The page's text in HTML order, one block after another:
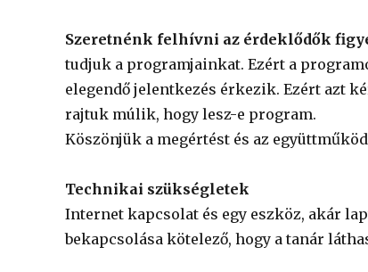
Szeretnénk felhívni az érdeklődők
tudjuk a programjainkat. Ezért a
elegendő jelentkezés érkezik. Ezért azt
rajtuk múlik, hogy lesz-e program.
Köszönjük a megértést és az
Technikai szükségletek
Internet kapcsolat és egy eszköz, akár
bekapcsolása kötelező, hogy a tanár